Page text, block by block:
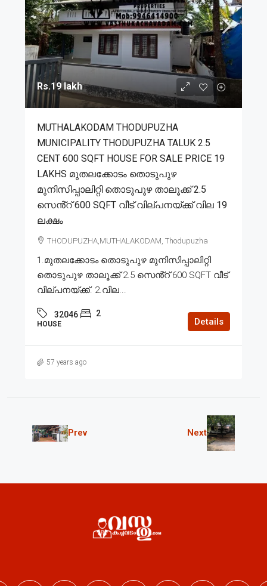
Rs.19 lakh
MUTHALAKODAM THODUPUZHA
MUNICIPALITY THODUPUZHA TALUK 2.5
CENT 600 SQFT HOUSE FOR SALE PRICE 19
LAKHS മുതലക്കോടം തൊടുപുഴ
മുനിസിപ്പാലിറ്റി തൊടുപുഴ താലൂക്ക് 2.5
സെൻ്റ് 600 SQFT വീട് വില്പനയ്ക്ക് വില 19
ലക്ഷം
THODUPUZHA,MUTHALAKODAM, Thodupuzha
1.മുതലക്കോടം തൊടുപുഴ മുനിസിപ്പാലിറ്റി
തൊടുപുഴ താലൂക്ക് 2.5 സെൻ്റ് 600 SQFT വീട്
വില്പനയ്ക്ക്. 2.വില...
32046 2
HOUSE Details
57 years ago
Prev Next